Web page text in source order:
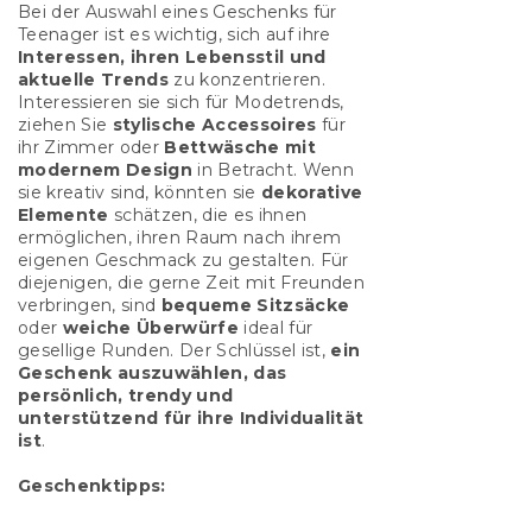
Bei der Auswahl eines Geschenks für
Teenager ist es wichtig, sich auf ihre
Interessen, ihren Lebensstil und
aktuelle Trends zu konzentrieren.
Interessieren sie sich für Modetrends,
ziehen Sie stylische Accessoires für
ihr Zimmer oder Bettwäsche mit
modernem Design in Betracht. Wenn
sie kreativ sind, könnten sie dekorative
Elemente schätzen, die es ihnen
ermöglichen, ihren Raum nach ihrem
eigenen Geschmack zu gestalten. Für
diejenigen, die gerne Zeit mit Freunden
verbringen, sind bequeme Sitzsäcke
oder weiche Überwürfe ideal für
gesellige Runden. Der Schlüssel ist, ein
Geschenk auszuwählen, das
persönlich, trendy und
unterstützend für ihre Individualität
ist.
Geschenktipps: